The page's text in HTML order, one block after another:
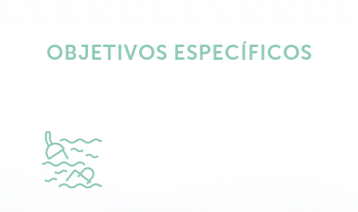
OBJETIVOS ESPECÍFICOS